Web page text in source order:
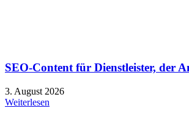
SEO-Content für Dienstleister, der
3. August 2026
Weiterlesen